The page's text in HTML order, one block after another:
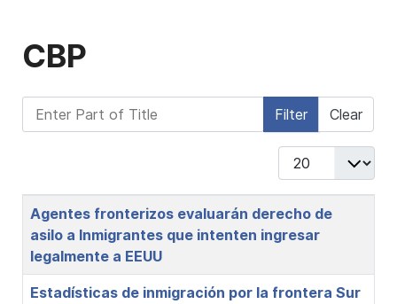
CBP
Enter Part of Title Filter Clear
Display #
Title
Agentes fronterizos evaluarán derecho de
asilo a Inmigrantes que intenten ingresar
legalmente a EEUU
Estadísticas de inmigración por la frontera Sur